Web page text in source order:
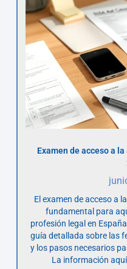
Examen de acceso a
El examen de acceso a
fundamental para
profesión legal en
guía detallada sobre las
y los pasos necesarios
La información